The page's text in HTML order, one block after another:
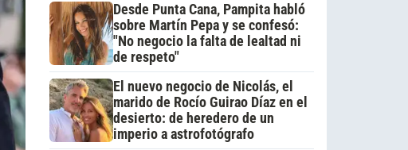
Desde Punta Cana, Pampita habló
sobre Martín Pepa y se confesó:
"No negocio la falta de lealtad ni
de respeto"
El nuevo negocio de Nicolás, el
marido de Rocío Guirao Díaz en el
desierto: de heredero de un
imperio a astrofotógrafo